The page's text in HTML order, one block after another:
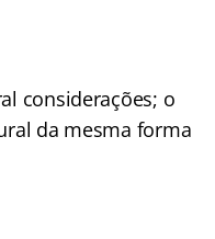
considerações; o
da mesma forma